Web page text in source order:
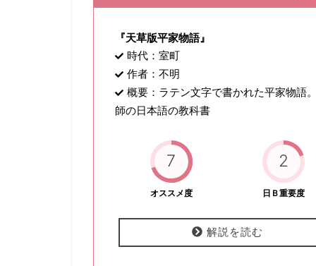
『天草版平家物語』
時代：室町
作者：不明
概要：ラテン文字で書かれた平家物語
師の日本語の教科書
7
オススメ度
2
日Ｂ重要度
解説を読む